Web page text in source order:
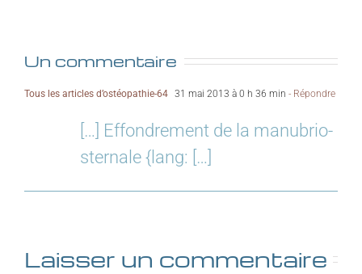
Un commentaire
Tous les articles d’ostéopathie-64 31 mai 2013 à 0 h 36 min - Répondre
[…] Effondrement de la manubrio-
sternale {lang: […]
Laisser un commentaire